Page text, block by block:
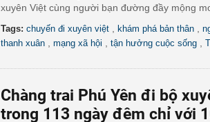
xuyên Việt cùng người bạn đường đầy mộng
Tags: chuyến đi xuyên việt khám phá bản thân
thanh xuân
mạng xã hội tận hưởng cuộc sống
Chàng trai Phú Yên đi bộ
trong 113 ngày đêm chỉ với